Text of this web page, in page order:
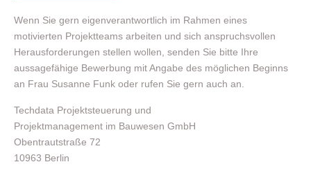
Wenn Sie gern eigenverantwortlich im Rahmen eines
motivierten Projektteams arbeiten und sich anspruchsvollen
Herausforderungen stellen wollen, senden Sie bitte Ihre
aussagefähige Bewerbung mit Angabe des möglichen Beginns
an Frau Susanne Funk oder rufen Sie gern auch an.
Techdata Projektsteuerung und
Projektmanagement im Bauwesen GmbH
Obentrautstraße 72
10963 Berlin